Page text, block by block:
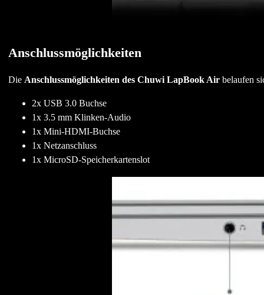
Anschlussmöglichkeiten
Die Anschlussmöglichkeiten des Chuwi LapBook Airbelaufen
2x USB 3.0 Buchse
1x 3.5 mm Klinken-Audio
1x Mini-HDMI-Buchse
1x Netzanschluss
1x MicroSD-Speicherkartenslot